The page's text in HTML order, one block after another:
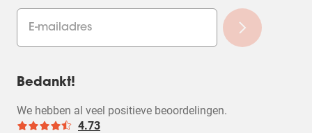
hanteren milieurichtlijnen voor het productieproces.
Daarnaast zijn de verpakkingen recyclebaar en is het
Sluit naadloos aan op je interieur
''My home is my castle''. Daarom doen onze
designers hun uiterste best om producten te
Bedankt!
We hebben al veel positieve beoordelingen.
4.73